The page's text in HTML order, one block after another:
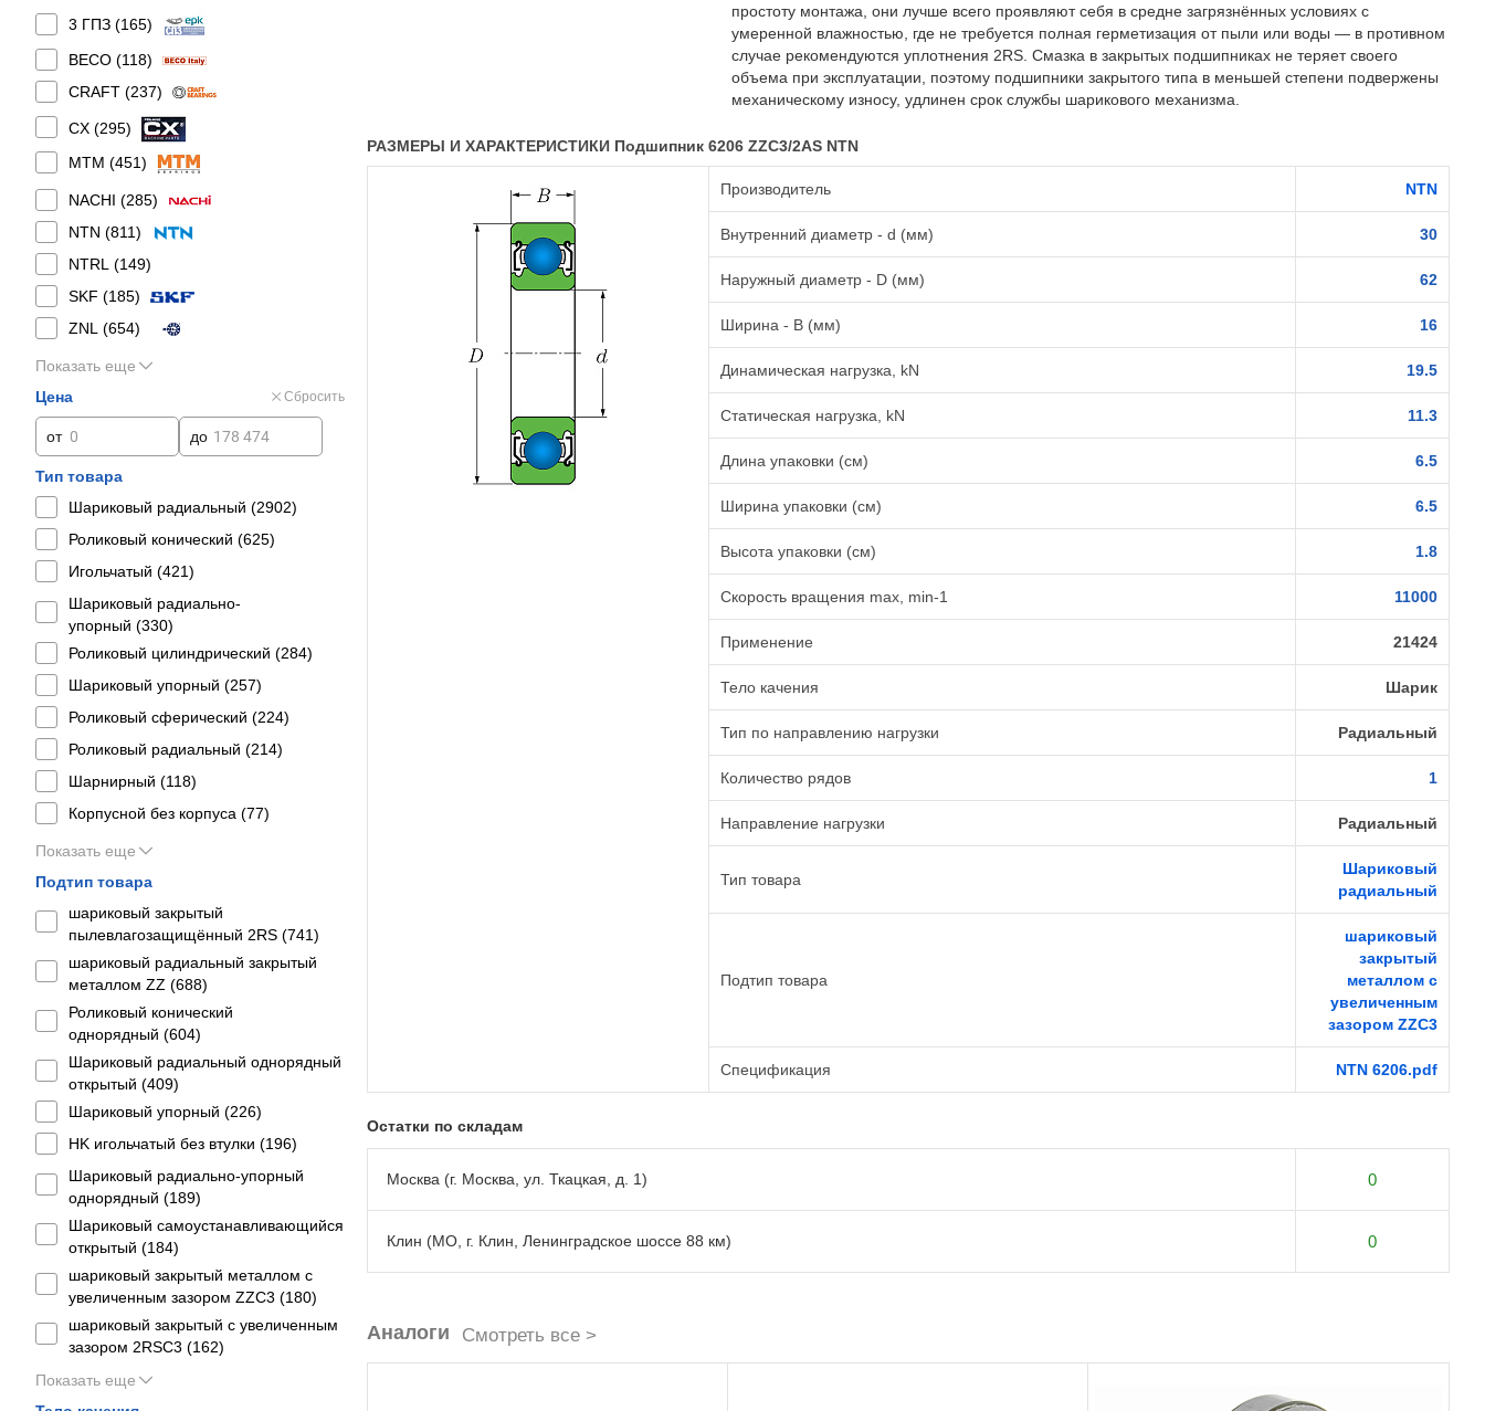
3 ГПЗ (165)
BECO (118)
CRAFT (237)
CX (295)
MTM (451)
NACHI (285)
NTN (811)
NTRL (149)
SKF (185)
ZNL (654)
Показать еще
Цена
Сбросить
от до
Тип товара
Шариковый радиальный (2902)
Роликовый конический (625)
Игольчатый (421)
Шариковый радиально-
упорный (330)
Роликовый цилиндрический (284)
Шариковый упорный (257)
Роликовый сферический (224)
Роликовый радиальный (214)
Шарнирный (118)
Корпусной без корпуса (77)
Показать еще
Подтип товара
шариковый закрытый
пылевлагозащищённый 2RS (741)
шариковый радиальный закрытый
металлом ZZ (688)
Роликовый конический
однорядный (604)
Шариковый радиальный однорядный
открытый (409)
Шариковый упорный (226)
HK игольчатый без втулки (196)
Шариковый радиально-упорный
однорядный (189)
Шариковый самоустанавливающийся
открытый (184)
шариковый закрытый металлом с
увеличенным зазором ZZC3 (180)
шариковый закрытый с увеличенным
зазором 2RSС3 (162)
Показать еще
простоту монтажа, они лучше всего проявляют себя в средне загрязнённых условиях с
умеренной влажностью, где не требуется полная герметизация от пыли или воды — в противном
случае рекомендуются уплотнения 2RS. Смазка в закрытых подшипниках не теряет своего
объема при эксплуатации, поэтому подшипники закрытого типа в меньшей степени подвержены
механическому износу, удлинен срок службы шарикового механизма.
РАЗМЕРЫ И ХАРАКТЕРИСТИКИ Подшипник 6206 ZZC3/2AS NTN
Производитель NTN
Внутренний диаметр - d (мм) 30
Наружный диаметр - D (мм) 62
Ширина - B (мм) 16
Динамическая нагрузка, kN 19.5
Статическая нагрузка, kN 11.3
Длина упаковки (см) 6.5
Ширина упаковки (см) 6.5
Высота упаковки (см) 1.8
Cкорость вращения max, min-1 11000
Применение 21424
Тело качения Шарик
Тип по направлению нагрузки Радиальный
Количество рядов 1
Направление нагрузки Радиальный
Тип товара
Шариковый
радиальный
Подтип товара
шариковый
закрытый
металлом с
увеличенным
зазором ZZC3
Спецификация NTN 6206.pdf
Остатки по складам
Москва (г. Москва, ул. Ткацкая, д. 1) 0
Клин (МО, г. Клин, Ленинградское шоссе 88 км) 0
Аналоги Смотреть все >